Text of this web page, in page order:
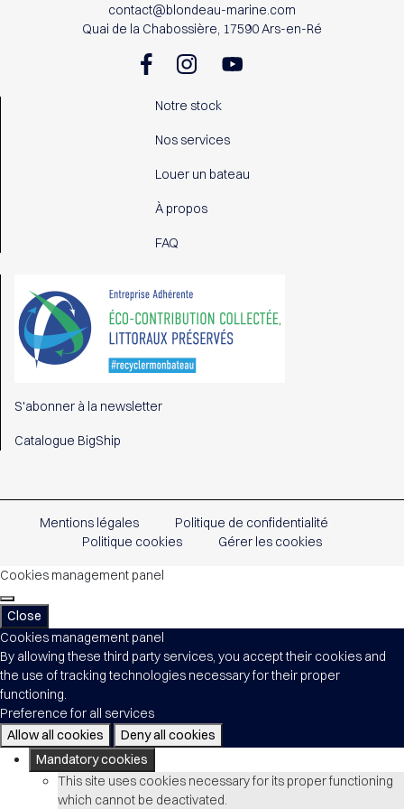
contact@blondeau-marine.com
Quai de la Chabossière, 17590 Ars-en-Ré
Notre stock
Nos services
Louer un bateau
À propos
FAQ
S'abonner à la newsletter
Catalogue BigShip
Mentions légales
Politique de confidentialité
Politique cookies
Gérer les cookies
Cookies management panel
Close
Cookies management panel
By allowing these third party services, you accept their cookies and
the use of tracking technologies necessary for their proper
functioning.
Preference for all services
Allow all cookies
Deny all cookies
Mandatory cookies
This site uses cookies necessary for its proper functioning
which cannot be deactivated.